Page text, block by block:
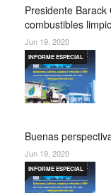
Presidente
combustibles
Jun 19, 2020
Buenas
INFORME ESPECIAL
Jun 19, 2020
INFORME ESPECIAL